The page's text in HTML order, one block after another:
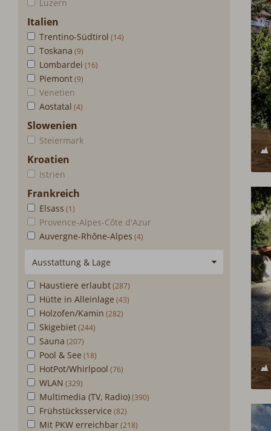
Luzern
Italien
Trentino-Südtirol
Toskana
Lombardei
Piemont
Venetien
Aostatal
Slowenien
Steiermark
Kroatien
Istrien
Frankreich
Elsass
Provence-Alpes-Côte d'Azur
Auvergne-Rhône-Alpes
Ausstattung & Lage
Haustiere erlaubt
Hütte in Alleinlage
Holzofen/Kamin
Skigebiet
Sauna
Pool & See
HotPot/Whirlpool
WLAN
Multimedia (TV, Radio)
Frühstücksservice
Mit PKW erreichbar